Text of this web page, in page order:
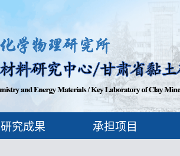
研究成果 承担项目